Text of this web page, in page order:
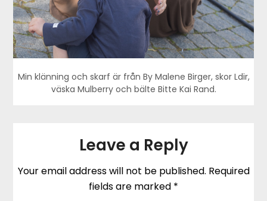
Min klänning och skarf är från By Malene Birger, skor Ldir,
väska Mulberry och bälte Bitte Kai Rand.
Leave a Reply
Your email address will not be published. Required
fields are marked *